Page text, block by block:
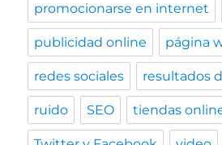
promocionarse en internet
publicidad online página
redes sociales resultados
ruido SEO tiendas